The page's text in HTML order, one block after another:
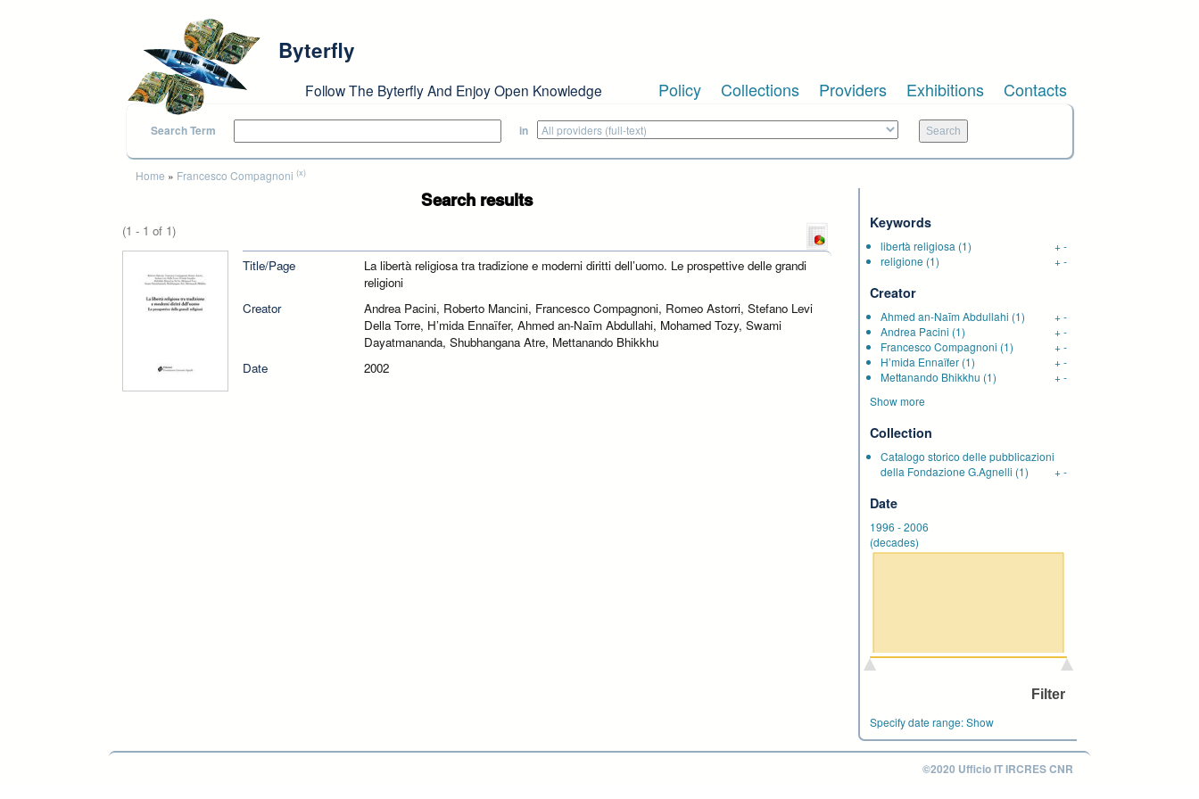
Byterfly
Follow The Byterfly And Enjoy Open Knowledge Policy Collections Providers Exhibitions Contacts
Search Term in
You are here
Home » Francesco Compagnoni (x)
Search results
(1 - 1 of 1)
Title/Page
La libertà religiosa tra tradizione e moderni diritti dell’uomo. Le prospettive delle grandi
religioni
Creator
Andrea Pacini, Roberto Mancini, Francesco Compagnoni, Romeo Astorri, Stefano Levi
Della Torre, H’mida Ennaïfer, Ahmed an-Naīm Abdullahi, Mohamed Tozy, Swami
Dayatmananda, Shubhangana Atre, Mettanando Bhikkhu
Date
2002
Keywords
libertà religiosa (1) +-
religione (1) +-
Creator
Ahmed an-Naīm Abdullahi (1) +-
Andrea Pacini (1) +-
Francesco Compagnoni (1) +-
H’mida Ennaïfer (1) +-
Mettanando Bhikkhu (1) +-
Show more
Collection
Catalogo storico delle pubblicazioni
della Fondazione G.Agnelli (1) +-
Date
1996 -2006
(decades)
Specify date range:Show
©2020 Ufficio IT IRCRES CNR